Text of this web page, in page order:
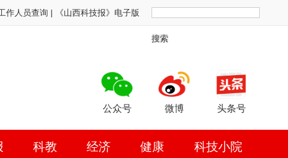
作人员查询 | 《山西科技报》电子版
搜索
公众号 微博 头条号
科教 经济 健康 科技小院